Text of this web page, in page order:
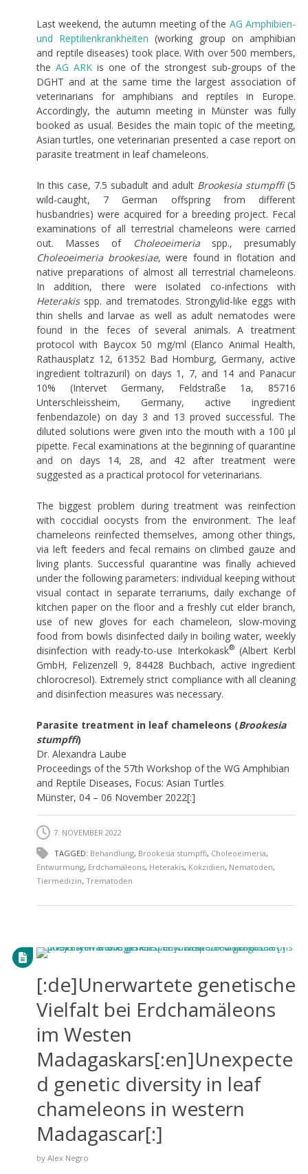
Last weekend, the autumn meeting of the AG Amphibien-
und Reptilienkrankheiten (working group on amphibian
and reptile diseases) took place. With over 500 members,
the AG ARKis one of the strongest sub-groups of the
DGHT and at the same time the largest association of
veterinarians for amphibians and reptiles in Europe.
Accordingly, the autumn meeting in Münster was fully
booked as usual. Besides the main topic of the meeting,
Asian turtles, one veterinarian presented a case report on
parasite treatment in leaf chameleons.
In this case, 7.5 subadult and adult Brookesia stumpffi(5
wild-caught, 7 German offspring from different
husbandries) were acquired for a breeding project. Fecal
examinations of all terrestrial chameleons were carried
out. Masses of
Choleoeimeriaspp., presumably
Choleoeimeria brookesiae, were found in flotation and
native preparations of almost all terrestrial chameleons.
In addition, there were isolated co-infections with
Heterakisspp. and trematodes. Strongylid-like eggs with
thin shells and larvae as well as adult nematodes were
found in the feces of several animals. A treatment
protocol with Baycox 50 mg/ml (Elanco Animal Health,
Rathausplatz 12, 61352 Bad Homburg, Germany, active
ingredient toltrazuril) on days 1, 7, and 14 and Panacur
10% (Intervet Germany, Feldstraße 1a, 85716
Unterschleissheim, Germany, active ingredient
fenbendazole) on day 3 and 13 proved successful. The
diluted solutions were given into the mouth with a 100 µl
pipette. Fecal examinations at the beginning of quarantine
and on days 14, 28, and 42 after treatment were
suggested as a practical protocol for veterinarians.
The biggest problem during treatment was reinfection
with coccidial oocysts from the environment. The leaf
chameleons reinfected themselves, among other things,
via left feeders and fecal remains on climbed gauze and
living plants. Successful quarantine was finally achieved
under the following parameters: individual keeping without
visual contact in separate terrariums, daily exchange of
kitchen paper on the floor and a freshly cut elder branch,
use of new gloves for each chameleon, slow-moving
food from bowls disinfected daily in boiling water, weekly
disinfection with ready-to-use Interkokask® (Albert Kerbl
GmbH, Felizenzell 9, 84428 Buchbach, active ingredient
chlorocresol). Extremely strict compliance with all cleaning
and disinfection measures was necessary.
Parasite treatment in leaf chameleons (Brookesia
stumpffi)
Dr. Alexandra Laube
Proceedings of the 57th Workshop of the WG Amphibian
and Reptile Diseases, Focus: Asian Turtles
Münster, 04 – 06 November 2022[:]
7. NOVEMBER 2022
TAGGED: Behandlung, Brookesia stumpffi, Choleoeimeria,
Entwurmung, Erdchamäleons, Heterakis, Kokzidien, Nematoden,
Tiermedizin, Trematoden
[:de]Unerwartete genetische
Vielfalt bei Erdchamäleons
im Westen
Madagaskars[:en]Unexpecte
d genetic diversity in leaf
chameleons in western
Madagascar[:]
by Alex Negro